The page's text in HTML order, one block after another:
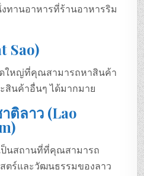
ทานอาหารที่ร้านอาหารริม
Sao)
ดใหญ่ที่คุณสามารถหาสินค้า
สินค้าอื่นๆ ได้มากมาย
ลาว (Lao
นสถานที่ที่คุณสามารถ
สตร์และวัฒนธรรมของลาว